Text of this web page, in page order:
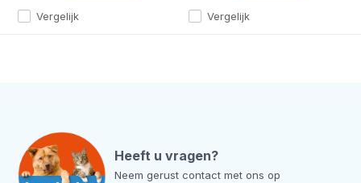
Vergelijk Vergelijk
Heeft u vragen?
Neem gerust contact met ons op